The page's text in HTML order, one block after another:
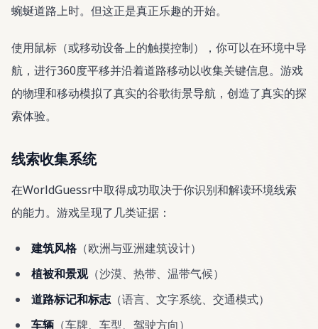
蜿蜒道路上时。但这正是真正乐趣的开始。
使用鼠标（或移动设备上的触摸控制），你可以在环境中导
航，进行360度平移并沿着道路移动以收集关键信息。游戏
的物理和移动模拟了真实的谷歌街景导航，创造了真实的探
索体验。
线索收集系统
在WorldGuessr中取得成功取决于你识别和解读环境线索
的能力。游戏呈现了几类证据：
建筑风格（欧洲与亚洲建筑设计）
植被和景观（沙漠、热带、温带气候）
道路标记和标志（语言、文字系统、交通模式）
车辆 （车牌、车型、驾驶方向）